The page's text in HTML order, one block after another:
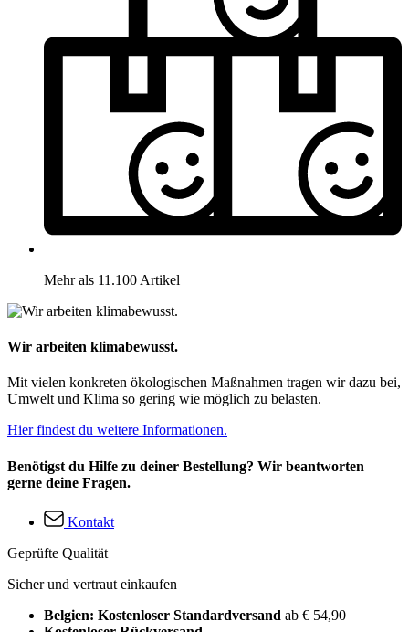
Mehr als 11.100 Artikel
Wir arbeiten klimabewusst.
Mit vielen konkreten ökologischen Maßnahmen tragen wir dazu bei,
Umwelt und Klima so gering wie möglich zu belasten.
Hier findest du weitere Informationen.
Benötigst du Hilfe zu deiner Bestellung? Wir beantworten
gerne deine Fragen.
Kontakt
Geprüfte Qualität
Sicher und vertraut einkaufen
Belgien: Kostenloser Standardversand ab € 54,90